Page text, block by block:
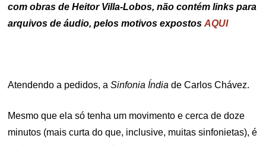
com obras de Heitor Villa-Lobos, não contém links para
arquivos de áudio, pelos motivos expostosAQUI
Atendendo a pedidos, aSinfonia Índiade Carlos Chávez.
Mesmo que ela só tenha um movimento e cerca de doze
minutos (mais curta do que, inclusive, muitas sinfonietas), é